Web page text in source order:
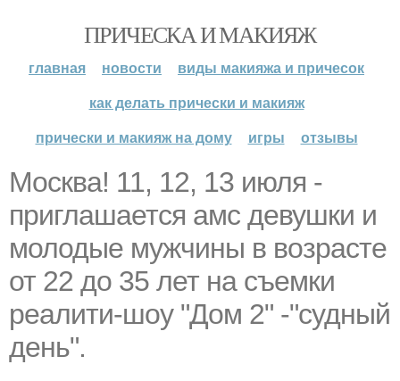
ПРИЧЕСКА И МАКИЯЖ
главная новости
виды макияжа и причесок
как делать прически и макияж
прически и макияж на дому
игры отзывы
Москва! 11, 12, 13 июля -
приглашается амс девушки и
молодые мужчины в возрасте
от 22 до 35 лет на съемки
реалити-шоу "Дом 2" -"судный
день".